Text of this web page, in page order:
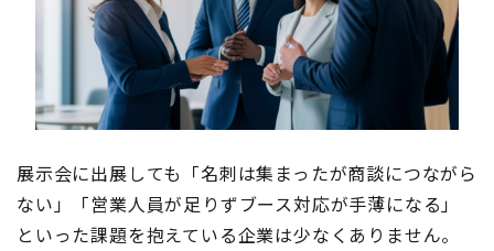
展示会に出展しても「名刺は集まったが商談につながら
ない」「営業人員が足りずブース対応が手薄になる」
といった課題を抱えている企業は少なくありません。